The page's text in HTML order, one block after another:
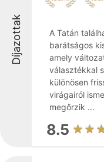
Díjazottak
A Tatán
barátságos
amely
választékkal
különösen
virágairól
megőrzik ...
8.5